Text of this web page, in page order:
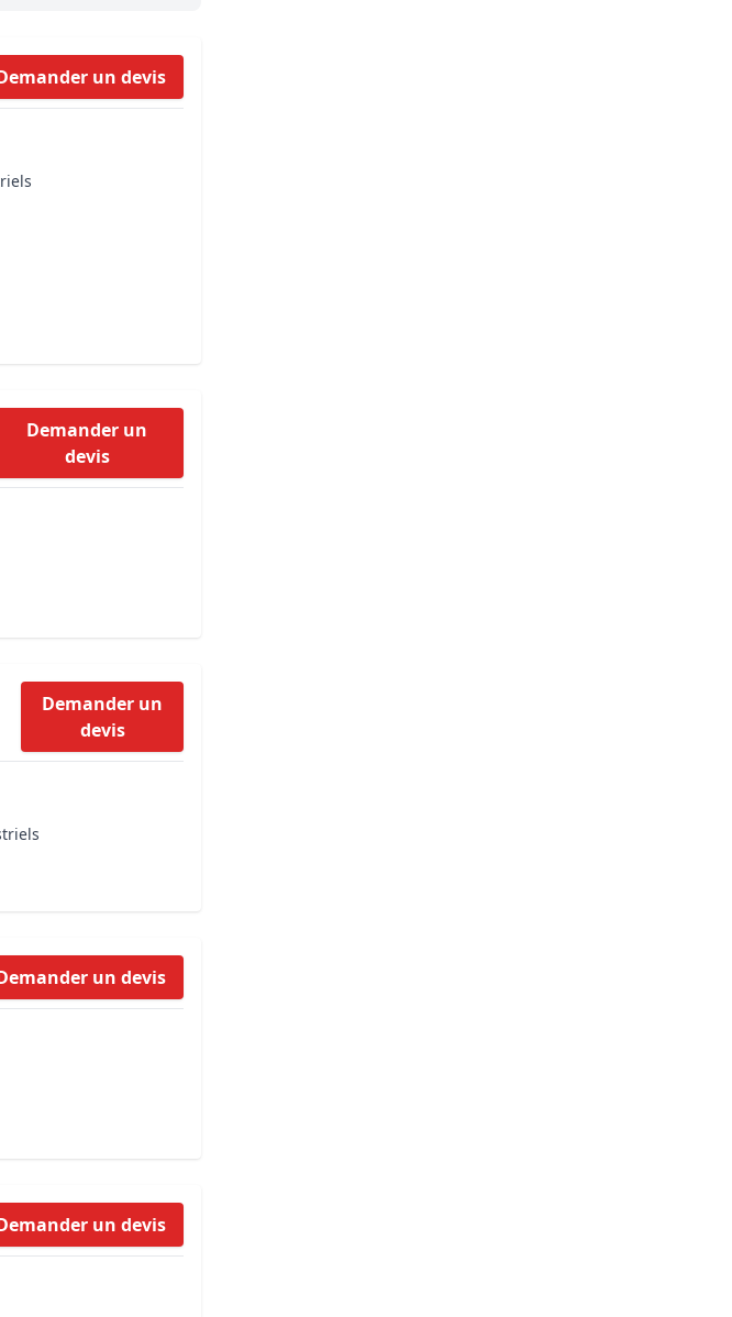
et organiser l'activité de Syndic
d’exception, belles demeures, châteaux et traits de côte
un devis
Demander un
devis
Demander un
devis
un devis
un devis